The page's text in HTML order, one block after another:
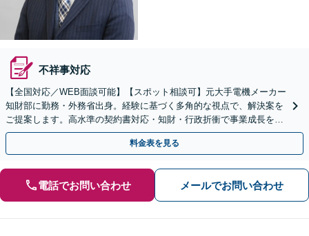
不祥事対応
【全国対応／WEB面談可能】【スポット相談可】元大手電機メーカー
知財部に勤務・外務省出身。経験に基づく多角的な視点で、解決案を
ご提案します。高水準の契約書対応・知財・行政折衝で事業成長を牽
引いたします。
料金表を見る
電話でお問い合わせ メールでお問い合わせ